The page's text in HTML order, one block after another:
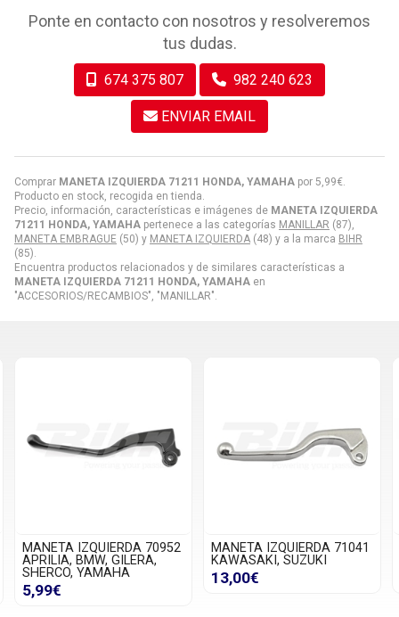
Comprar MANETA IZQUIERDA 71211 HONDA, YAMAHA por 5,99€
Producto en stock, recogida en tienda.
Precio, información, características e imágenes de MANETA IZQUIERDA
71211 HONDA, YAMAHA pertenece a las categorías MANILLAR (87),
MANETA EMBRAGUE (50) y MANETA IZQUIERDA (48) y a la marca BIHR
(85).
Encuentra productos relacionados y de similares características a
MANETA IZQUIERDA 71211 HONDA, YAMAHA en
"ACCESORIOS/RECAMBIOS", "MANILLAR".
Ponte en contacto con nosotros y resolveremos
tus dudas.
674 375 807 982 240 623
ENVIAR EMAIL
MANETA IZQUIERDA 70952
APRILIA, BMW, GILERA,
SHERCO, YAMAHA
5,99€
MANETA IZQUIERDA 71041
KAWASAKI, SUZUKI
13,00€